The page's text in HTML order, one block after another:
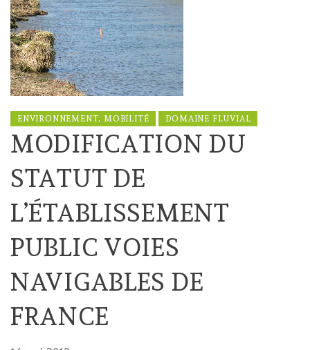
ENVIRONNEMENT, MOBILITÉ DOMAINE FLUVIAL
MODIFICATION DU
STATUT DE
L’ÉTABLISSEMENT
PUBLIC VOIES
NAVIGABLES DE
FRANCE